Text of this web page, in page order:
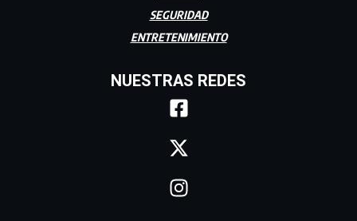
SEGURIDAD
ENTRETENIMIENTO
NUESTRAS REDES